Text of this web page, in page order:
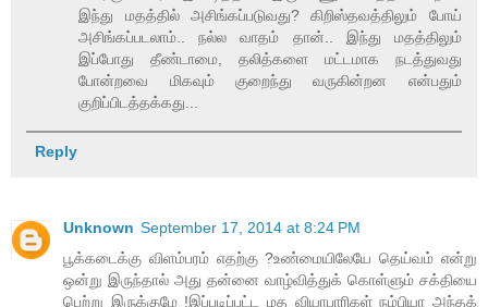
இந்து மதத்தில் அசிங்கப்படுவது? கிறிஸ்தவத்திலும் போய்
அசிங்கப்படலாம்.. நல்ல வாதம் தான்.. இந்து மதத்திலும்
இப்போது தீண்டாமை, தலித்களை மட்டமாக நடத்துவது
போன்றவை மிகவும் குறைந்து வருகின்றன என்பதும்
குறிப்பிடத்தக்கது...
Reply
Unknown September 17, 2014 at 8:24 PM
பூக்கடைக்கு விளம்பரம் எதற்கு ?உண்மையிலேயே தெய்வம் என்று
ஒன்று இருந்தால் அது தன்னை வாழ்வித்துக் கொள்ளும் சக்தியை
பெற்று இருக்குமே !இப்படிப்பட்ட மத வியாபாரிகள் நம்பியா அந்தக்